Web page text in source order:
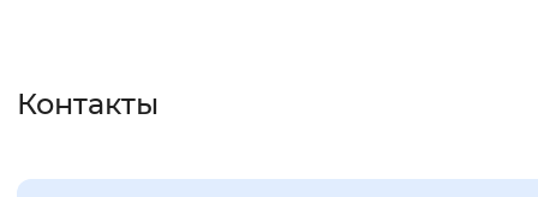
Контакты